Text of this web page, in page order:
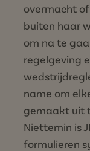
overmacht
buiten haar
om na te
regelgeving
name om
gemaakt uit
Niettemin is
formulieren